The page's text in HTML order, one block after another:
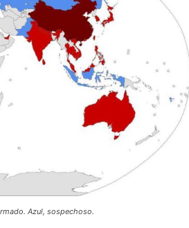
Azul, sospechoso.